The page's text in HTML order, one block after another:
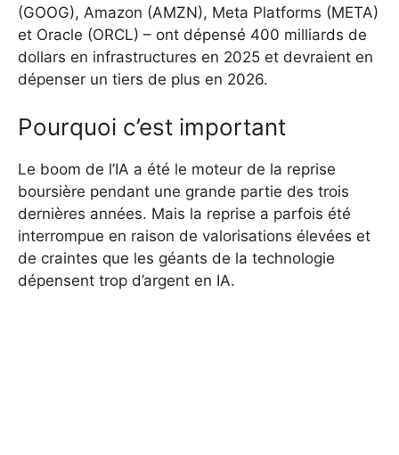
(GOOG), Amazon (AMZN), Meta Platforms (META)
et Oracle (ORCL) – ont dépensé 400 milliards de
dollars en infrastructures en 2025 et devraient en
dépenser un tiers de plus en 2026.
Pourquoi c’est important
Le boom de l’IA a été le moteur de la reprise
boursière pendant une grande partie des trois
dernières années. Mais la reprise a parfois été
interrompue en raison de valorisations élevées et
de craintes que les géants de la technologie
dépensent trop d’argent en IA.